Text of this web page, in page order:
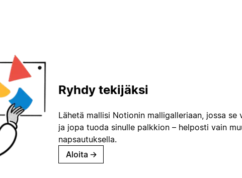
Ryhdy tekijäksi
Lähetä mallisi Notionin malligalleriaan, jossa
ja jopa tuoda sinulle palkkion – helposti vain
napsautuksella.
Aloita →